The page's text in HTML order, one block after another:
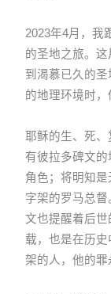
2023年4月，我
的圣地之旅。
到渴慕已久的
的地理环境时，
耶稣的生、死
有彼拉多碑文
角色；将明知
字架的罗马总
文也提醒着后
载，也是在历
架的人，他的罪